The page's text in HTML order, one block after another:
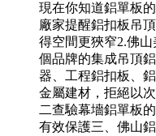
現在你知道鋁單板
廠家提醒鋁扣板吊
得空間更狹窄2.佛山
個品牌的集成吊頂
器、工程鋁扣板、
金屬建材，拒絕以
二查驗幕墻鋁單板
有效保護三、佛山